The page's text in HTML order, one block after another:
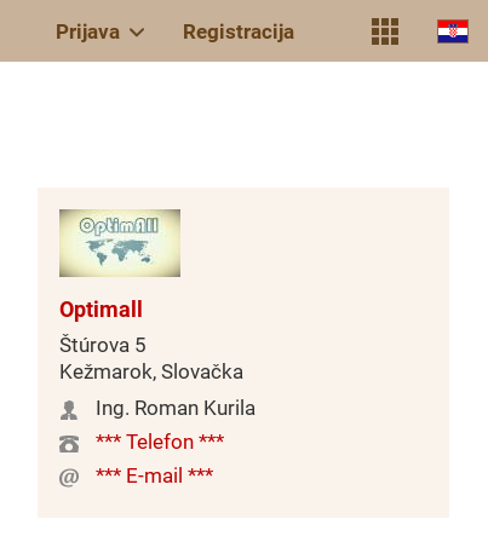
Prijava Registracija
Optimall
Štúrova 5
Kežmarok, Slovačka
Ing. Roman Kurila
*** Telefon ***
*** E-mail ***